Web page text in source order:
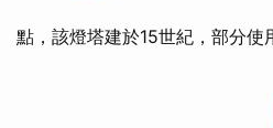
點，該燈塔建於15世紀，部分使